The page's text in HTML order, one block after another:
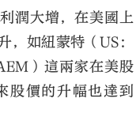
潤大增，在美國上
，如紐蒙特（US：
）這兩家在美股
股價的升幅也達到